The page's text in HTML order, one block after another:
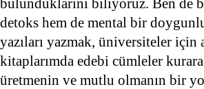
bulunduklarını biliyoruz. Ben de
detoks hem de mental bir
yazıları yazmak, üniversiteler
kitaplarımda edebi cümleler
üretmenin ve mutlu olmanın bir